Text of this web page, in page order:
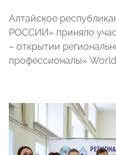
Алтайское
РОССИИ» приняло
– открытии
профессионалы»